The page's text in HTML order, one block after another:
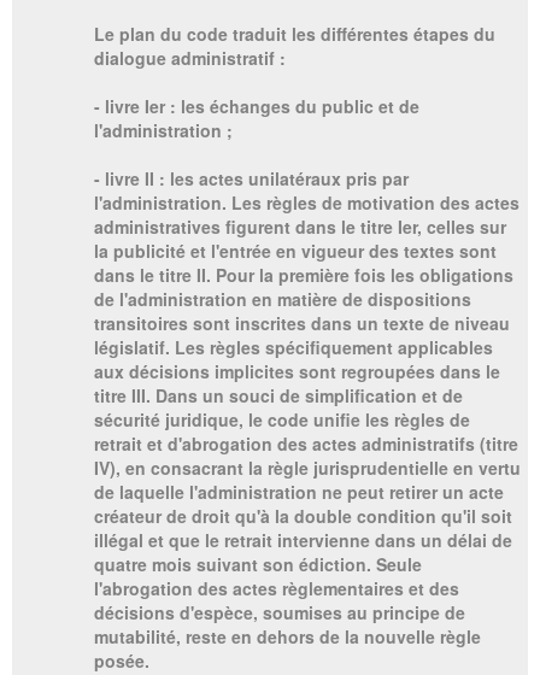
Le plan du code traduit les différentes étapes du
dialogue administratif :
- livre Ier : les échanges du public et de
l'administration ;
- livre II : les actes unilatéraux pris par
l'administration. Les règles de motivation des actes
administratives figurent dans le titre Ier, celles sur
la publicité et l'entrée en vigueur des textes sont
dans le titre II. Pour la première fois les obligations
de l'administration en matière de dispositions
transitoires sont inscrites dans un texte de niveau
législatif. Les règles spécifiquement applicables
aux décisions implicites sont regroupées dans le
titre III. Dans un souci de simplification et de
sécurité juridique, le code unifie les règles de
retrait et d'abrogation des actes administratifs (titre
IV), en consacrant la règle jurisprudentielle en vertu
de laquelle l'administration ne peut retirer un acte
créateur de droit qu'à la double condition qu'il soit
illégal et que le retrait intervienne dans un délai de
quatre mois suivant son édiction. Seule
l'abrogation des actes règlementaires et des
décisions d'espèce, soumises au principe de
mutabilité, reste en dehors de la nouvelle règle
posée.